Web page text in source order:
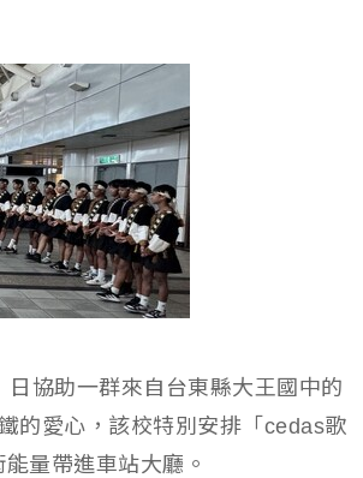
思念爸爸
協助一群來自台東縣大王國中的
的愛心，該校特別安排「cedas歌
量帶進車站大廳。